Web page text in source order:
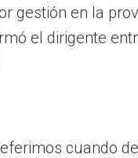
gestión en la
el dirigente
cuando